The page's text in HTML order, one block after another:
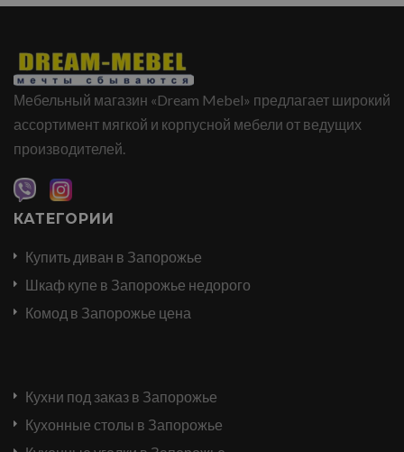
Мебельный магазин «Dream Mebel» предлагает широкий
ассортимент мягкой и корпусной мебели от ведущих
производителей.
КАТЕГОРИИ
Купить диван в Запорожье
Шкаф купе в Запорожье недорого
Комод в Запорожье цена
Кухни под заказ в Запорожье
Кухонные столы в Запорожье